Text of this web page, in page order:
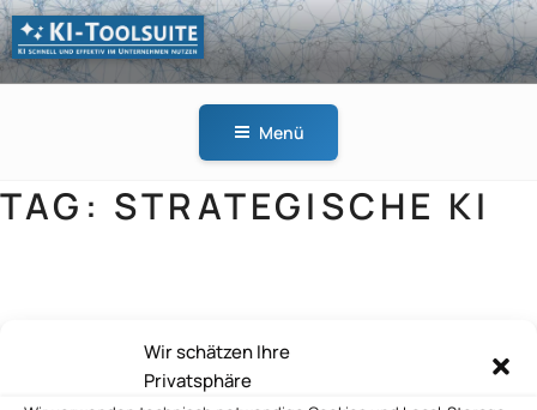
Wir schätzen Ihre
Privatsphäre
Zum
Inhalt
springen
KI-
Menü
TAG: STRATEGISCHE KI